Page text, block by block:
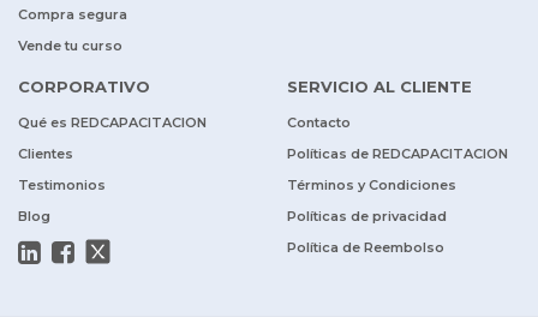
Compra segura
Vende tu curso
CORPORATIVO
Qué es REDCAPACITACION
Clientes
Testimonios
Blog
SERVICIO AL CLIENTE
Contacto
Políticas de REDCAPACITACION
Términos y Condiciones
Políticas de privacidad
Política de Reembolso